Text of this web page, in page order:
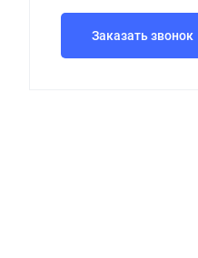
Заказать звонок